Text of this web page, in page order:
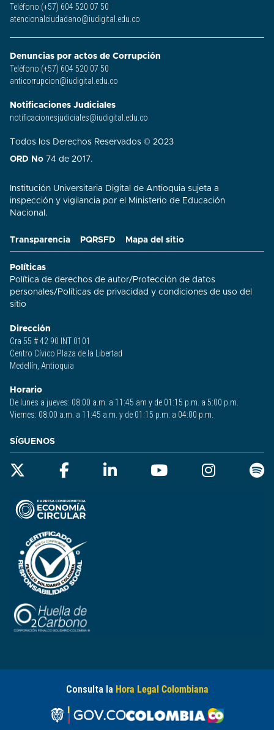
Transparencia PQRSFD Mapa del sitio
Políticas
Política de derechos de autor/ Protección de datos
personales/ Políticas de privacidad y condiciones de uso del
sitio​
Dirección
Cra 55 # 42 90 INT 0101
Centro Cívico Plaza de la Libertad
Medellín, Antioquia
Horario
De lunes a jueves: 08:00 a.m. a 11:45 am y de 01:15 p.m. a 5:00 p.m.
Viernes: 08:00 a.m. a 11:45 a.m. y de 01:15 p.m. a 04:00 p.m.
Teléfono:(+57) 604 520 07 50
atencionalciudadano@iudigital.edu.co
Denuncias por actos de Corrupción
Teléfono:(+57) 604 520 07 50
anticorrupcion@iudigital.edu.co
Notificaciones Judiciales
notificacionesjudiciales@iudigital.edu.co
Todos los Derechos Reservados © 2023
ORD No 74 de 2017.
Institución Universitaria Digital de Antioquia sujeta a
inspección y vigilancia por el Ministerio de Educación
Nacional.
SÍGUENOS
Consulta la Hora Legal Colombiana